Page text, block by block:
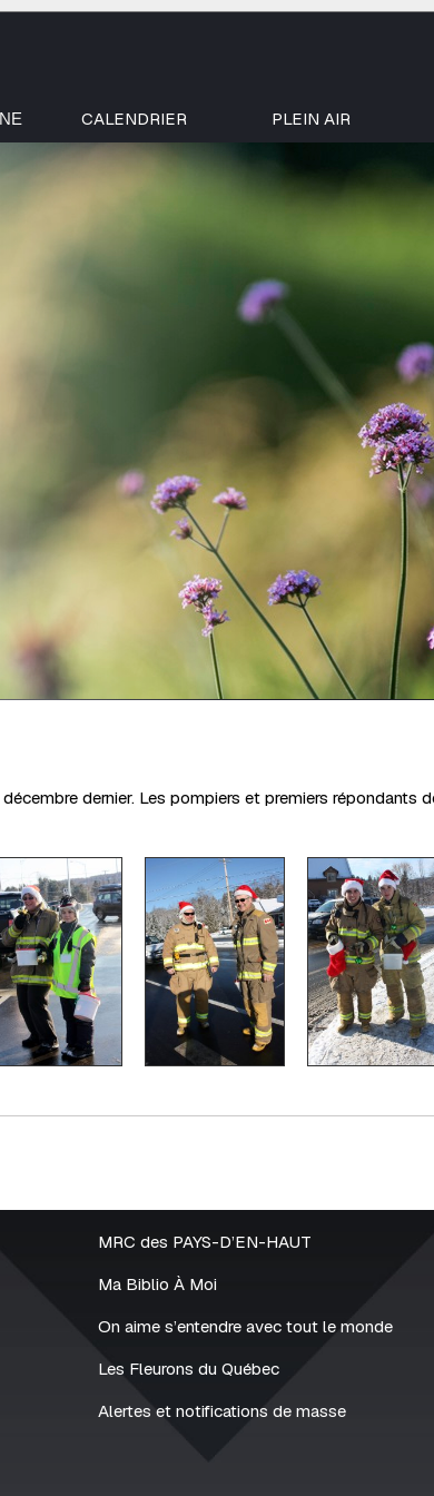
CALENDRIER PLEIN AIR
dernier. Les pompiers et premiers
MRC des PAYS-D’EN-HAUT
Ma Biblio À Moi
On aime s’entendre avec tout le monde
Les Fleurons du Québec
Alertes et notifications de masse